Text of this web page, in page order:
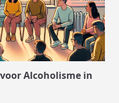
Alcoholisme in